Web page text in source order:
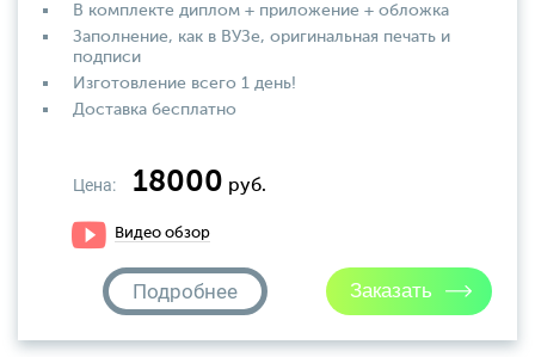
В комплекте диплом + приложение + обложка
Заполнение, как в ВУЗе, оригинальная печать и
подписи
Изготовление всего 1 день!
Доставка бесплатно
Цена: 18000 руб.
Видео обзор
Подробнее